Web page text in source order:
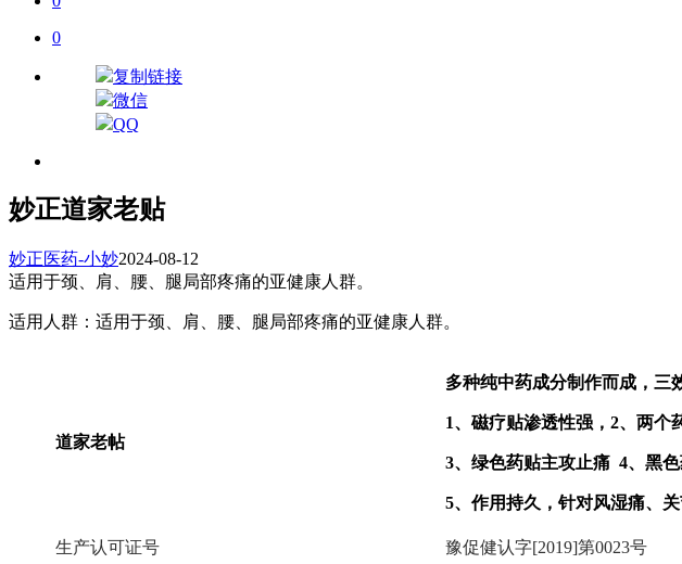
0
复制链接
微信
QQ
妙正道家老贴
妙正医药-小妙2024-08-12
适用于颈、肩、腰、腿局部疼痛的亚健康人群。
适用人群：适用于颈、肩、腰、腿局部疼痛的亚健康人群。
道家老帖
多种纯中药成分制作而成，三
1、磁疗贴渗透性强，2、两个
3、绿色药贴主攻止痛 4、黑
5、作用持久，针对风湿痛、
生产认可证号
豫促健认字[2019]第0023号